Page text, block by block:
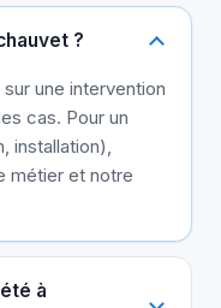
?
une intervention
cas. Pour un
installation),
métier et notre
à